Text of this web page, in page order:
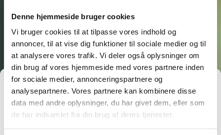
Denne hjemmeside bruger cookies
Vi bruger cookies til at tilpasse vores indhold og
annoncer, til at vise dig funktioner til sociale medier og til
at analysere vores trafik. Vi deler også oplysninger om
din brug af vores hjemmeside med vores partnere inden
for sociale medier, annonceringspartnere og
analysepartnere. Vores partnere kan kombinere disse
data med andre oplysninger, du har givet dem, eller som
de har indsamlet fra din brug af deres tjenester.
Administrer samtykke til
cookies
For at give dig de bedste oplevelser bruger vi teknologier som cookies til at
gemme og/eller få adgang til enhedsoplysninger. Hvis du giver dit